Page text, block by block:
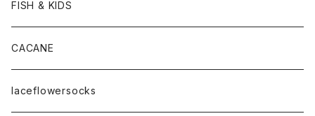
FISH & KIDS
CACANE
laceflowersocks